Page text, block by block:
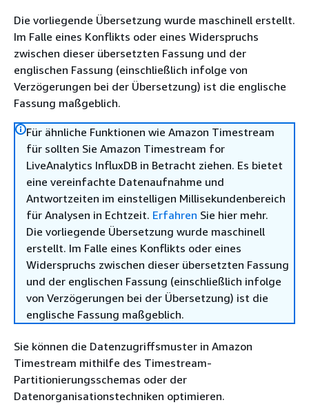
Die vorliegende Übersetzung wurde maschinell erstellt.
Im Falle eines Konflikts oder eines Widerspruchs
zwischen dieser übersetzten Fassung und der
englischen Fassung (einschließlich infolge von
Verzögerungen bei der Übersetzung) ist die englische
Fassung maßgeblich.
Für ähnliche Funktionen wie Amazon Timestream
für sollten Sie Amazon Timestream for
LiveAnalytics InfluxDB in Betracht ziehen. Es bietet
eine vereinfachte Datenaufnahme und
Antwortzeiten im einstelligen Millisekundenbereich
für Analysen in Echtzeit. Erfahren Sie hier mehr.
Die vorliegende Übersetzung wurde maschinell
erstellt. Im Falle eines Konflikts oder eines
Widerspruchs zwischen dieser übersetzten Fassung
und der englischen Fassung (einschließlich infolge
von Verzögerungen bei der Übersetzung) ist die
englische Fassung maßgeblich.
Sie können die Datenzugriffsmuster in Amazon
Timestream mithilfe des Timestream-
Partitionierungsschemas oder der
Datenorganisationstechniken optimieren.